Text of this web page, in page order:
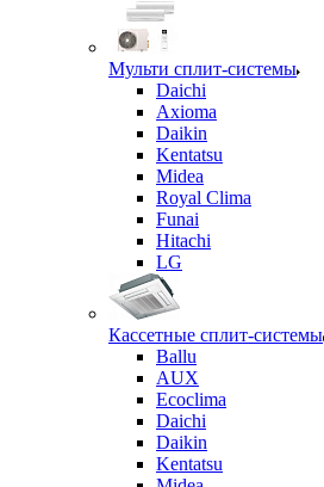
Мульти сплит-системы
Daichi
Axioma
Daikin
Kentatsu
Midea
Royal Clima
Funai
Hitachi
LG
Кассетные сплит-системы
Ballu
AUX
Ecoclima
Daichi
Daikin
Kentatsu